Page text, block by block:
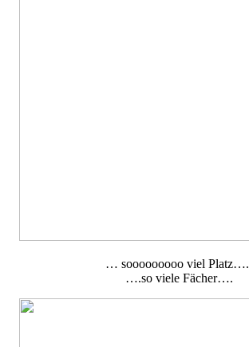
… sooooooooo viel Platz….
….so viele Fächer….